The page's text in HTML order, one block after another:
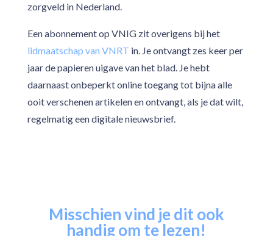
zorgveld in Nederland.
Een abonnement op VNIG zit overigens bij het
lidmaatschap van VNRT in. Je ontvangt zes keer per
jaar de papieren uigave van het blad. Je hebt
daarnaast onbeperkt online toegang tot bijna alle
ooit verschenen artikelen en ontvangt, als je dat wilt,
regelmatig een digitale nieuwsbrief.
Misschien vind je dit ook
handig om te lezen!